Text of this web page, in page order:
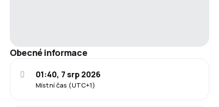
Obecné informace
Místní čas (UTC+1)
01:40, 7 srp 2026